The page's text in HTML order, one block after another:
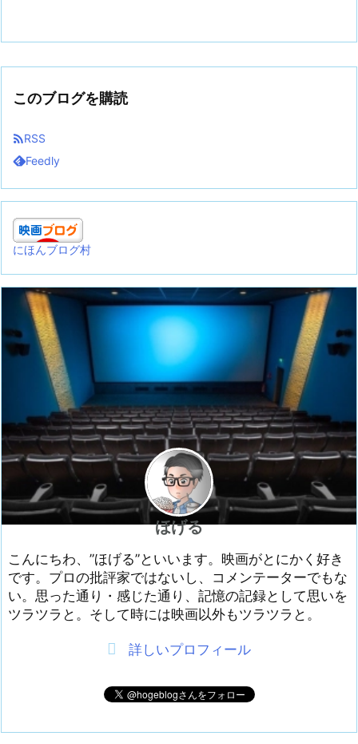
このブログを購読
RSS
Feedly
にほんブログ村
ほげる
こんにちわ、”ほげる”といいます。映画がとにかく好き
です。プロの批評家ではないし、コメンテーターでもな
い。思った通り・感じた通り、記憶の記録として思いを
ツラツラと。そして時には映画以外もツラツラと。
詳しいプロフィール